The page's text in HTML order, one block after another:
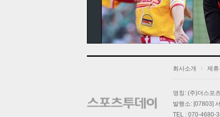
회사소개 제
명칭: (주)더스포
발행소: [07803]
TEL : 070-4680-